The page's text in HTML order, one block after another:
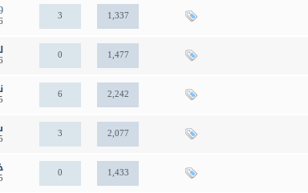
3 1,337
0 1,477
6 2,242
3 2,077
0 1,433